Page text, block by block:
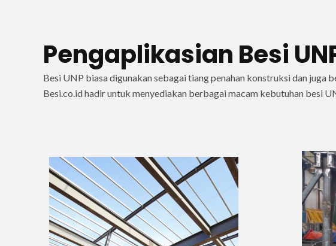
Pengaplikasian Besi
Besi UNP biasa digunakan sebagai tiang penahan konstruksi dan juga
Besi.co.id hadir untuk menyediakan berbagai macam kebutuhan besi